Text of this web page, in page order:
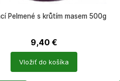
Pelmené s krůtím masem 500g
9,40 €
Vložiť do košíka